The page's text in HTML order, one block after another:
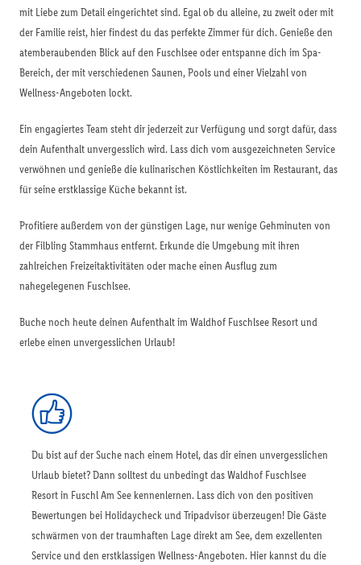
mit Liebe zum Detail eingerichtet sind. Egal ob du alleine, zu zweit oder mit
der Familie reist, hier findest du das perfekte Zimmer für dich. Genieße den
atemberaubenden Blick auf den Fuschlsee oder entspanne dich im Spa-
Bereich, der mit verschiedenen Saunen, Pools und einer Vielzahl von
Wellness-Angeboten lockt.
Ein engagiertes Team steht dir jederzeit zur Verfügung und sorgt dafür, dass
dein Aufenthalt unvergesslich wird. Lass dich vom ausgezeichneten Service
verwöhnen und genieße die kulinarischen Köstlichkeiten im Restaurant, das
für seine erstklassige Küche bekannt ist.
Profitiere außerdem von der günstigen Lage, nur wenige Gehminuten von
der Filbling Stammhaus entfernt. Erkunde die Umgebung mit ihren
zahlreichen Freizeitaktivitäten oder mache einen Ausflug zum
nahegelegenen Fuschlsee.
Buche noch heute deinen Aufenthalt im Waldhof Fuschlsee Resort und
erlebe einen unvergesslichen Urlaub!
Du bist auf der Suche nach einem Hotel, das dir einen unvergesslichen
Urlaub bietet? Dann solltest du unbedingt das Waldhof Fuschlsee
Resort in Fuschl Am See kennenlernen. Lass dich von den positiven
Bewertungen bei Holidaycheck und Tripadvisor überzeugen! Die Gäste
schwärmen von der traumhaften Lage direkt am See, dem exzellenten
Service und den erstklassigen Wellness-Angeboten. Hier kannst du die